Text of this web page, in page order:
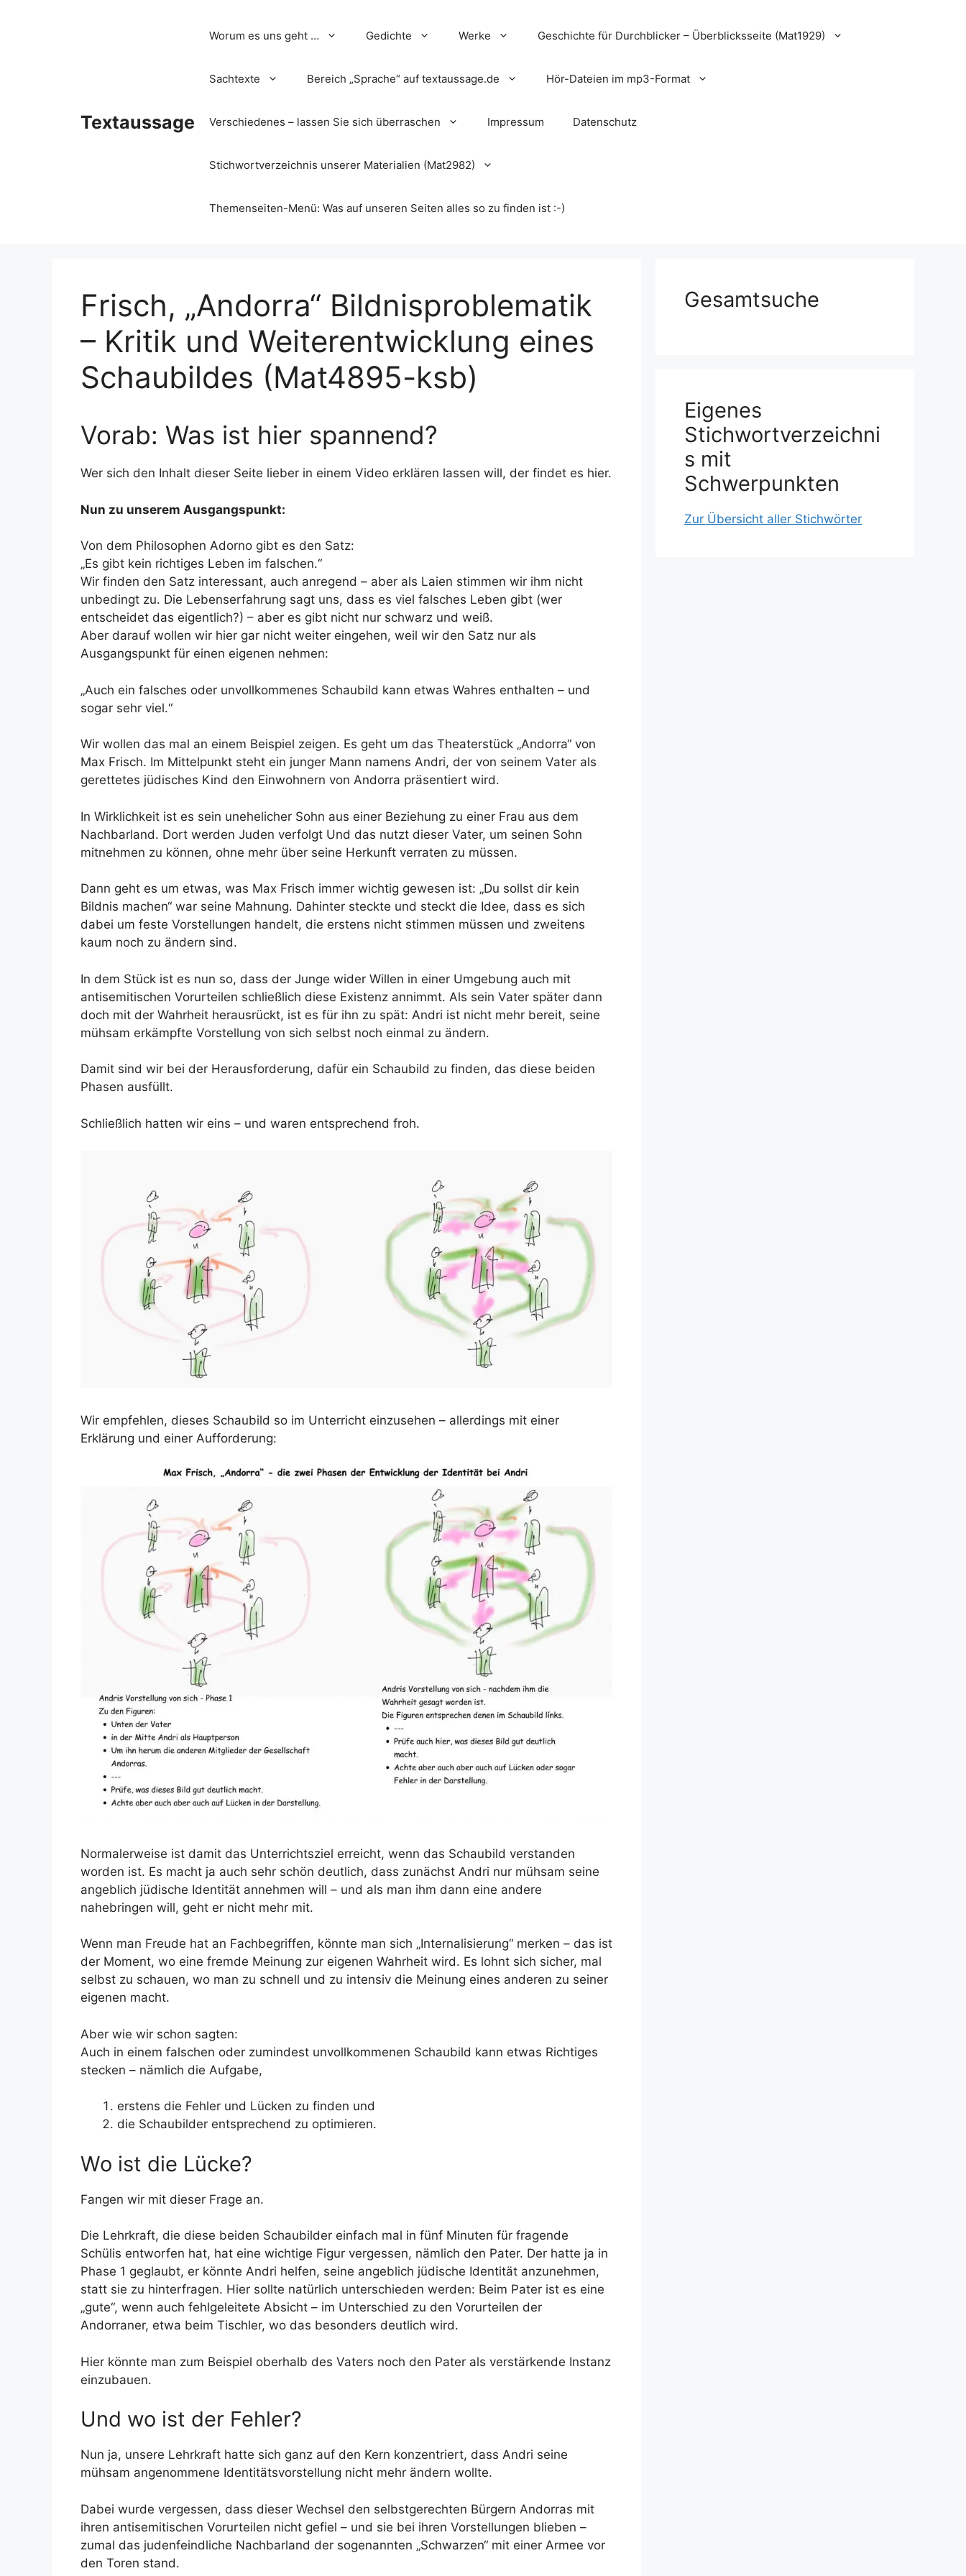
Textaussage
Worum es uns geht … Gedichte Werke Geschichte für Durchblicker – Überblicksseite (Mat1929)
Sachtexte Bereich „Sprache“ auf textaussage.de Hör-Dateien im mp3-Format
Verschiedenes – lassen Sie sich überraschen Impressum Datenschutz
Stichwortverzeichnis unserer Materialien (Mat2982)
Themenseiten-Menü: Was auf unseren Seiten alles so zu finden ist :-)
Frisch, „Andorra“ Bildnisproblematik
– Kritik und Weiterentwicklung eines
Schaubildes (Mat4895-ksb)
Vorab: Was ist hier spannend?
Wer sich den Inhalt dieser Seite lieber in einem Video erklären lassen will, der findet es hier.
Nun zu unserem Ausgangspunkt:
Von dem Philosophen Adorno gibt es den Satz:
„Es gibt kein richtiges Leben im falschen.“
Wir finden den Satz interessant, auch anregend – aber als Laien stimmen wir ihm nicht
unbedingt zu. Die Lebenserfahrung sagt uns, dass es viel falsches Leben gibt (wer
entscheidet das eigentlich?) – aber es gibt nicht nur schwarz und weiß.
Aber darauf wollen wir hier gar nicht weiter eingehen, weil wir den Satz nur als
Ausgangspunkt für einen eigenen nehmen:
„Auch ein falsches oder unvollkommenes Schaubild kann etwas Wahres enthalten – und
sogar sehr viel.“
Wir wollen das mal an einem Beispiel zeigen. Es geht um das Theaterstück „Andorra“ von
Max Frisch. Im Mittelpunkt steht ein junger Mann namens Andri, der von seinem Vater als
gerettetes jüdisches Kind den Einwohnern von Andorra präsentiert wird.
In Wirklichkeit ist es sein unehelicher Sohn aus einer Beziehung zu einer Frau aus dem
Nachbarland. Dort werden Juden verfolgt Und das nutzt dieser Vater, um seinen Sohn
mitnehmen zu können, ohne mehr über seine Herkunft verraten zu müssen.
Dann geht es um etwas, was Max Frisch immer wichtig gewesen ist: „Du sollst dir kein
Bildnis machen“ war seine Mahnung. Dahinter steckte und steckt die Idee, dass es sich
dabei um feste Vorstellungen handelt, die erstens nicht stimmen müssen und zweitens
kaum noch zu ändern sind.
In dem Stück ist es nun so, dass der Junge wider Willen in einer Umgebung auch mit
antisemitischen Vorurteilen schließlich diese Existenz annimmt. Als sein Vater später dann
doch mit der Wahrheit herausrückt, ist es für ihn zu spät: Andri ist nicht mehr bereit, seine
mühsam erkämpfte Vorstellung von sich selbst noch einmal zu ändern.
Damit sind wir bei der Herausforderung, dafür ein Schaubild zu finden, das diese beiden
Phasen ausfüllt.
Schließlich hatten wir eins – und waren entsprechend froh.
Wir empfehlen, dieses Schaubild so im Unterricht einzusehen – allerdings mit einer
Erklärung und einer Aufforderung:
Normalerweise ist damit das Unterrichtsziel erreicht, wenn das Schaubild verstanden
worden ist. Es macht ja auch sehr schön deutlich, dass zunächst Andri nur mühsam seine
angeblich jüdische Identität annehmen will – und als man ihm dann eine andere
nahebringen will, geht er nicht mehr mit.
Wenn man Freude hat an Fachbegriffen, könnte man sich „Internalisierung“ merken – das ist
der Moment, wo eine fremde Meinung zur eigenen Wahrheit wird. Es lohnt sich sicher, mal
selbst zu schauen, wo man zu schnell und zu intensiv die Meinung eines anderen zu seiner
eigenen macht.
Aber wie wir schon sagten:
Auch in einem falschen oder zumindest unvollkommenen Schaubild kann etwas Richtiges
stecken – nämlich die Aufgabe,
erstens die Fehler und Lücken zu finden und
die Schaubilder entsprechend zu optimieren.
Wo ist die Lücke?
Fangen wir mit dieser Frage an.
Die Lehrkraft, die diese beiden Schaubilder einfach mal in fünf Minuten für fragende
Schülis entworfen hat, hat eine wichtige Figur vergessen, nämlich den Pater. Der hatte ja in
Phase 1 geglaubt, er könnte Andri helfen, seine angeblich jüdische Identität anzunehmen,
statt sie zu hinterfragen. Hier sollte natürlich unterschieden werden: Beim Pater ist es eine
„gute“, wenn auch fehlgeleitete Absicht – im Unterschied zu den Vorurteilen der
Andorraner, etwa beim Tischler, wo das besonders deutlich wird.
Hier könnte man zum Beispiel oberhalb des Vaters noch den Pater als verstärkende Instanz
einzubauen.
Und wo ist der Fehler?
Nun ja, unsere Lehrkraft hatte sich ganz auf den Kern konzentriert, dass Andri seine
mühsam angenommene Identitätsvorstellung nicht mehr ändern wollte.
Dabei wurde vergessen, dass dieser Wechsel den selbstgerechten Bürgern Andorras mit
ihren antisemitischen Vorurteilen nicht gefiel – und sie bei ihren Vorstellungen blieben –
zumal das judenfeindliche Nachbarland der sogenannten „Schwarzen“ mit einer Armee vor
den Toren stand.
Gesamtsuche
Eigenes
Stichwortverzeichni
s mit
Schwerpunkten
Zur Übersicht aller Stichwörter